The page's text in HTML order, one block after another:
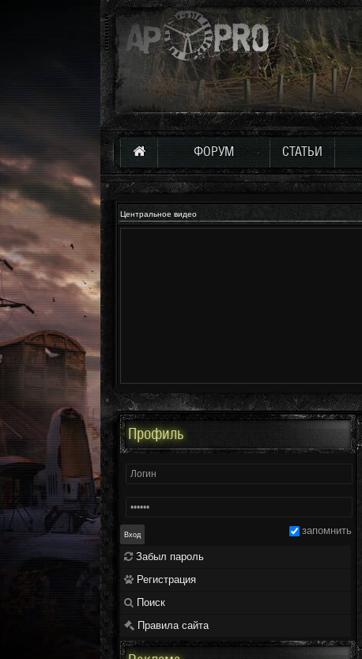
ФОРУМ СТАТЬИ
Центральное видео
Профиль
запомнить
Забыл пароль
Регистрация
Поиск
Правила сайта